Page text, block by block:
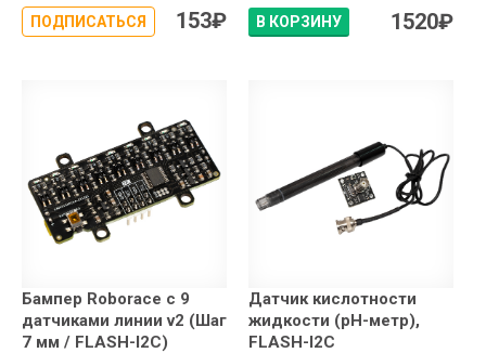
ПОДПИСАТЬСЯ 153₽ В КОРЗИНУ 1520₽
Бампер Roborace с 9
датчиками линии v2 (Шаг
7 мм / FLASH-I2C)
Датчик кислотности
жидкости (pH-метр),
FLASH-I2C